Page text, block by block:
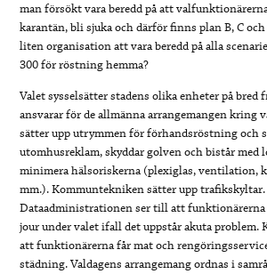
man försökt vara beredd på att
karantän, bli sjuka och därför finns plan B, C
liten organisation att vara beredd på alla
300 för röstning hemma?
Valet sysselsätter stadens olika enheter på bred
ansvarar för de allmänna arrangemangen kring
sätter upp utrymmen för förhandsröstning och
utomhusreklam, skyddar golven och bistår med
minimera hälsoriskerna (plexiglas, ventilation,
mm.). Kommuntekniken sätter upp trafikskyltar.
Dataadministrationen ser till att funktionärerna
jour under valet ifall det uppstår akuta problem.
att funktionärerna får mat och
städning. Valdagens arrangemang ordnas i